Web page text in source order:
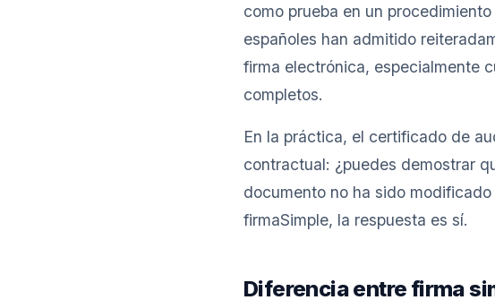
como prueba en un
españoles han admitido
firma electrónica, especialmente
completos.
En la práctica, el certificado de
contractual: ¿puedes demostrar
documento no ha sido
firmaSimple, la respuesta es sí.
Diferencia entre firma